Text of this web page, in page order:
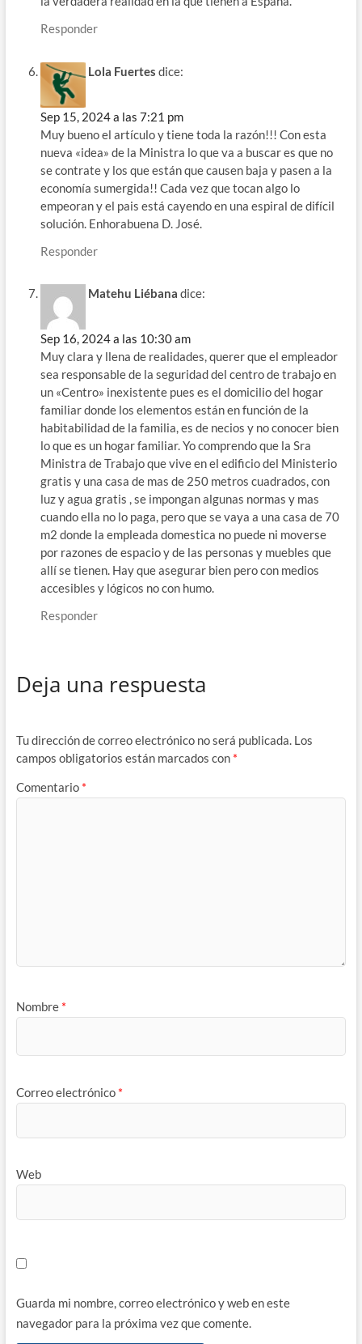
Responder
Lola Fuertes dice:
Sep 15, 2024 a las 7:21 pm
Muy bueno el artículo y tiene toda la razón!!! Con esta
nueva «idea» de la Ministra lo que va a buscar es que no
se contrate y los que están que causen baja y pasen a la
economía sumergida!! Cada vez que tocan algo lo
empeoran y el pais está cayendo en una espiral de difícil
solución. Enhorabuena D. José.
Responder
Matehu Liébana dice:
Sep 16, 2024 a las 10:30 am
Muy clara y llena de realidades, querer que el empleador
sea responsable de la seguridad del centro de trabajo en
un «Centro» inexistente pues es el domicilio del hogar
familiar donde los elementos están en función de la
habitabilidad de la familia, es de necios y no conocer bien
lo que es un hogar familiar. Yo comprendo que la Sra
Ministra de Trabajo que vive en el edificio del Ministerio
gratis y una casa de mas de 250 metros cuadrados, con
luz y agua gratis , se impongan algunas normas y mas
cuando ella no lo paga, pero que se vaya a una casa de 70
m2 donde la empleada domestica no puede ni moverse
por razones de espacio y de las personas y muebles que
allí se tienen. Hay que asegurar bien pero con medios
accesibles y lógicos no con humo.
Responder
Deja una respuesta
Tu dirección de correo electrónico no será publicada. Los
campos obligatorios están marcados con *
Comentario *
Nombre *
Correo electrónico *
Web
Guarda mi nombre, correo electrónico y web en este
navegador para la próxima vez que comente.